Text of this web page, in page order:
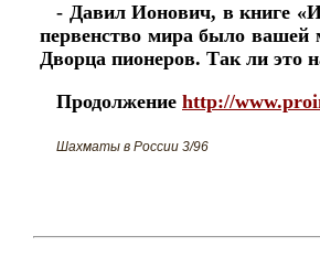
- Давил Ионович, в книге
первенство мира было вашей
Дворца пионеров. Так ли это
Продолжение http://
Шахматы в России 3/96